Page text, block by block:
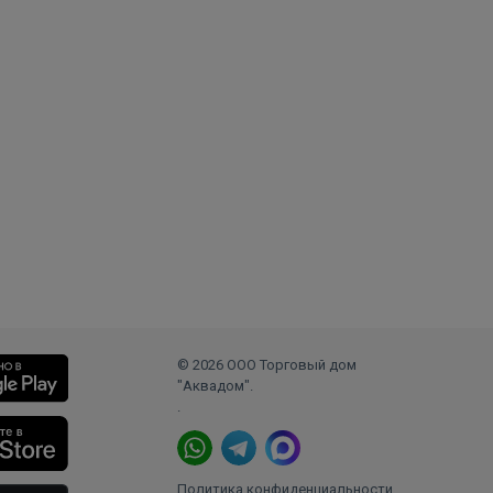
© 2026 ООО Торговый дом
"Аквадом".
.
Политика конфиденциальности